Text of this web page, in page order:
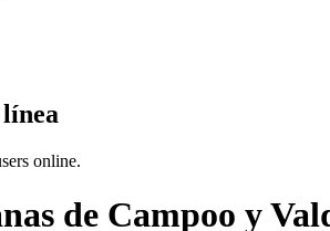
online.
de Campoo y